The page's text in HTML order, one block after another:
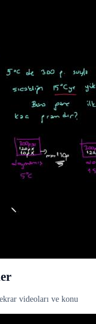
videoları ve konu